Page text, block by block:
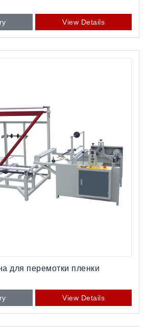
View Details
для перемотки пленки
View Details